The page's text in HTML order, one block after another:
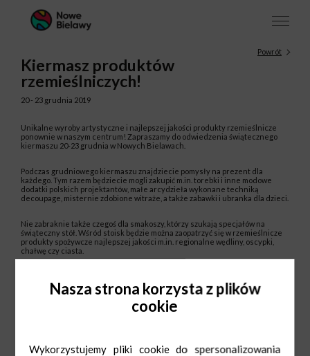
Powrót
Kiermasz produktów
rzemieślniczych!
20 - 23 grudnia 2019
Unikalne wyroby artystyczne i najlepszej jakości produkty rzemieślnicze
ponownie w naszym centrum! Zapraszamy do odwiedzenia świątecznego
kiermaszu 20-23 grudnia w Nowych Bielawach.
Podczas grudniowego kiermaszu znajdziecie pomysły na prezent dla
każdego. Tym razem będziecie mogli zakupić m.in. torebki i inne modowe
dodatki polskich projektantów, małe arcydzieła wykonane techniką
decoupage, misternie zdobione witraże, a także zabawki i ubranka dla dzieci.
Nie zabraknie także czegoś dla smakoszy, którzy szukają specjałów na
świąteczny stół. Wśród stoisk będzie można zaopatrzyć się w rzemieślnicze
produkty spożywcze najlepszej jakości m.in. regionalne wędliny, oscypki,
chałwę czy ciasta.
Zapraszamy!Nasza strona korzysta z plików
cookie
Wykorzystujemy pliki cookie do spersonalizowania